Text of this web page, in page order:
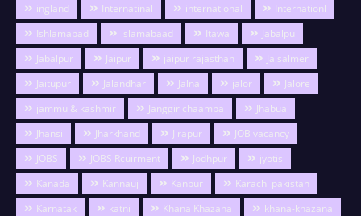
ingland
Internatinal international
Internationl
Ishlamabad
islamabaad Itawa
Jabalpu
Jabalpur
Jaipur jaipur rajasthan
Jaisalmer
Jaitupur
Jalandhar Jalna jalor
Jalore
jammu & kashmir
Janggir chaampa
Jhabua
Jhansi
Jharkhand Jirapur
JOB vacancy
JOBS
JOBS Rcuirment Jodhpur
jyotis
Kanada
Kannauj Kanpur
Karachi pakistan
Karnatak
katni Khana Khazana
khana-khazana